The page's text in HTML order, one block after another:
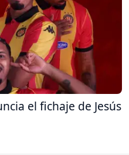
el fichaje de Jesús